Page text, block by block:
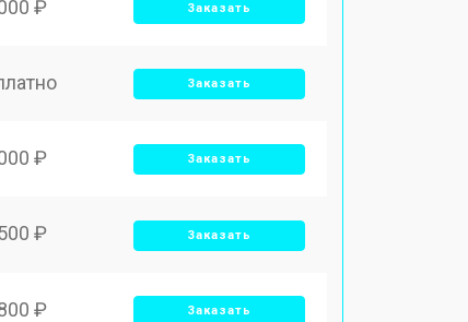
₽ Заказать
Заказать
₽ Заказать
₽ Заказать
₽ Заказать